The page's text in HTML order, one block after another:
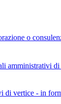
o
amministrativi di
di vertice - in